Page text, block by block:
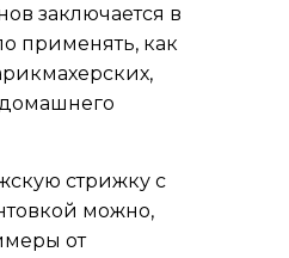
заключается в
применять, как
стрижку с
можно,
от